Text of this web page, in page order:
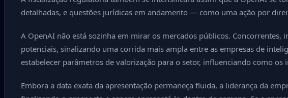
detalhadas, e questões jurídicas em andamento — como uma ação por
A OpenAI não está sozinha em mirar os mercados públicos.
potenciais, sinalizando uma corrida mais ampla entre as empresas de
estabelecer parâmetros de valorização para o setor, influenciando como
Embora a data exata da apresentação permaneça fluida, a liderança da